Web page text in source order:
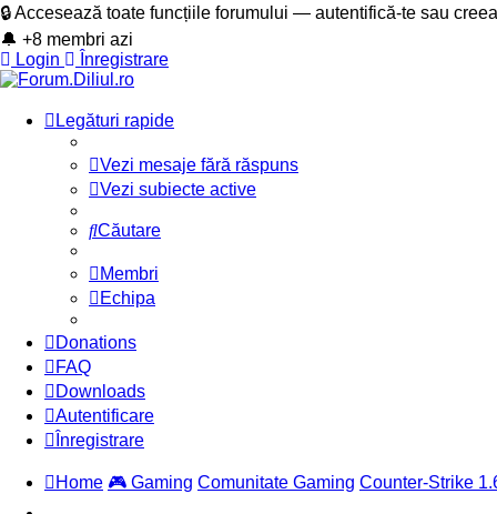
🔒 Accesează toate funcțiile forumului — autentifică-te sau
🔔 +8 membri azi
Login
Înregistrare
Legături rapide
Vezi mesaje fără răspuns
Vezi subiecte active
Căutare
Membri
Echipa
Donations
FAQ
Downloads
Autentificare
Înregistrare
Home 🎮 Gaming Comunitate Gaming Counter-Strike